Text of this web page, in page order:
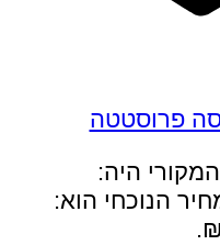
פרוסטטה
היה:
הנוכחי הוא: